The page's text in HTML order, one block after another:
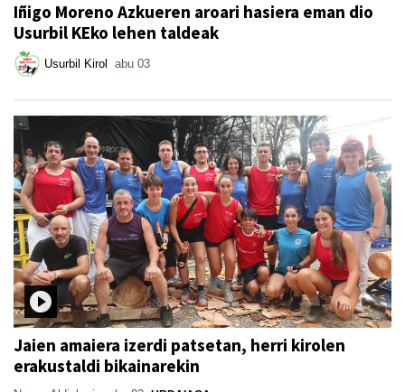
Iñigo Moreno Azkueren aroari hasiera eman dio
Usurbil KEko lehen taldeak
Usurbil Kirol abu 03
Jaien amaiera izerdi patsetan, herri kirolen
erakustaldi bikainarekin